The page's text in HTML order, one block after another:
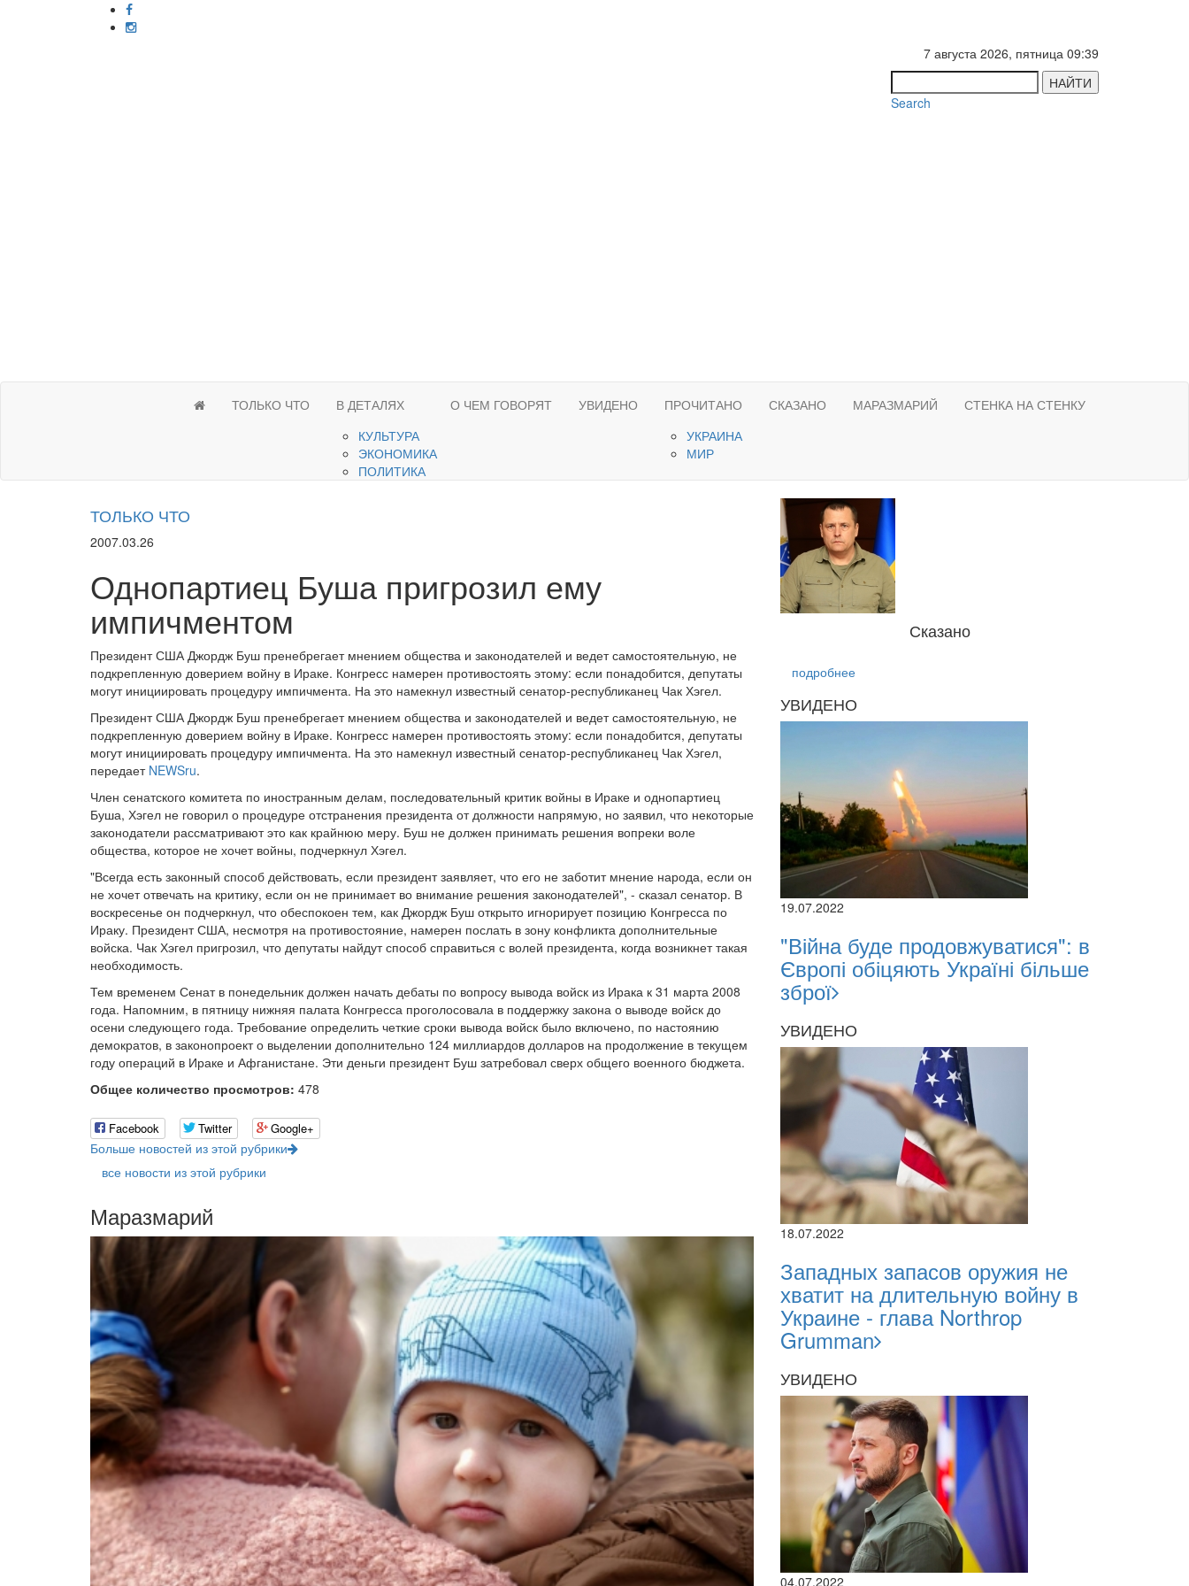
7 августа 2026, пятница 09:39
НАЙТИ
Search
ТОЛЬКО ЧТО
В ДЕТАЛЯХ
КУЛЬТУРА
ЭКОНОМИКА
ПОЛИТИКА
О ЧЕМ ГОВОРЯТ УВИДЕНО
ПРОЧИТАНО
УКРАИНА
МИР
СКАЗАНО МАРАЗМАРИЙ СТЕНКА НА СТЕНКУ
ТОЛЬКО ЧТО
2007.03.26
Однопартиец Буша пригрозил ему
импичментом
Президент США Джордж Буш пренебрегает мнением общества и законодателей и ведет самостоятельную, не
подкрепленную доверием войну в Ираке. Конгресс намерен противостоять этому: если понадобится, депутаты
могут инициировать процедуру импичмента. На это намекнул известный сенатор-республиканец Чак Хэгел.
Президент США Джордж Буш пренебрегает мнением общества и законодателей и ведет самостоятельную, не
подкрепленную доверием войну в Ираке. Конгресс намерен противостоять этому: если понадобится, депутаты
могут инициировать процедуру импичмента. На это намекнул известный сенатор-республиканец Чак Хэгел,
передает NEWSru.
Член сенатского комитета по иностранным делам, последовательный критик войны в Ираке и однопартиец
Буша, Хэгел не говорил о процедуре отстранения президента от должности напрямую, но заявил, что некоторые
законодатели рассматривают это как крайнюю меру. Буш не должен принимать решения вопреки воле
общества, которое не хочет войны, подчеркнул Хэгел.
"Всегда есть законный способ действовать, если президент заявляет, что его не заботит мнение народа, если он
не хочет отвечать на критику, если он не принимает во внимание решения законодателей", - сказал сенатор. В
воскресенье он подчеркнул, что обеспокоен тем, как Джордж Буш открыто игнорирует позицию Конгресса по
Ираку. Президент США, несмотря на противостояние, намерен послать в зону конфликта дополнительные
войска. Чак Хэгел пригрозил, что депутаты найдут способ справиться с волей президента, когда возникнет такая
необходимость.
Тем временем Сенат в понедельник должен начать дебаты по вопросу вывода войск из Ирака к 31 марта 2008
года. Напомним, в пятницу нижняя палата Конгресса проголосовала в поддержку закона о выводе войск до
осени следующего года. Требование определить четкие сроки вывода войск было включено, по настоянию
демократов, в законопроект о выделении дополнительно 124 миллиардов долларов на продолжение в текущем
году операций в Ираке и Афганистане. Эти деньги президент Буш затребовал сверх общего военного бюджета.
Общее количество просмотров: 478
Facebook Twitter Google+
Больше новостей из этой рубрики
все новости из этой рубрики
Маразмарий
Сказано
подробнее
УВИДЕНО
19.07.2022
"Війна буде продовжуватися": в
Європі обіцяють Україні більше
зброї
УВИДЕНО
18.07.2022
Западных запасов оружия не
хватит на длительную войну в
Украине - глава Northrop
Grumman
УВИДЕНО
04.07.2022